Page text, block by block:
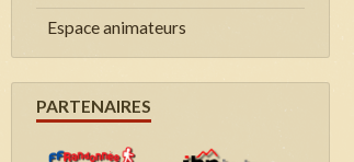
Espace animateurs
PARTENAIRES